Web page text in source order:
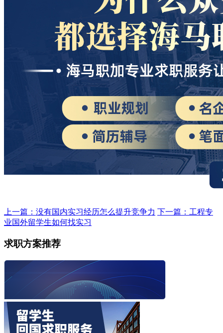
上一篇：没有国内实习经历怎么提升竞争力 下一篇：工程专
业国外留学生如何找实习
求职方案推荐